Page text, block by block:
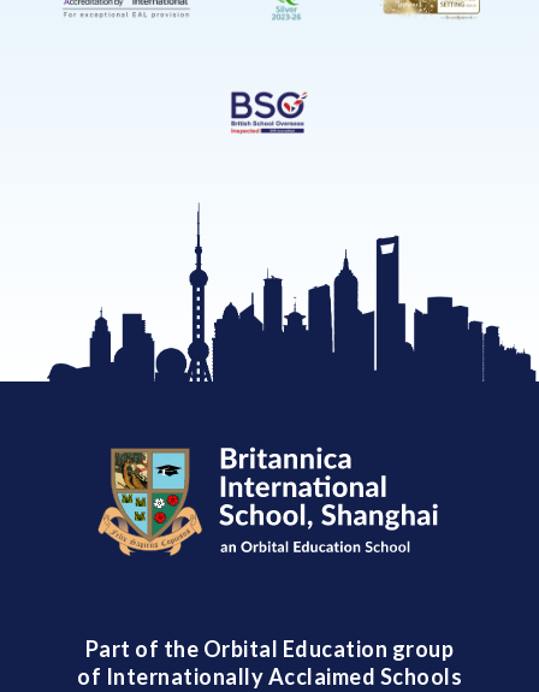
Part of the Orbital Education group
of Internationally Acclaimed Schools